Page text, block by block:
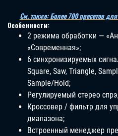
См. также: Более 700 пресетов
Особенности:
2 режима обработки —
«Современная»;
6 синхронизируемых
Square, Saw, Triangle,
Sample/Hold;
Регулируемый стерео
Кроссовер / фильтр для
диапазона;
Встроенный менеджер